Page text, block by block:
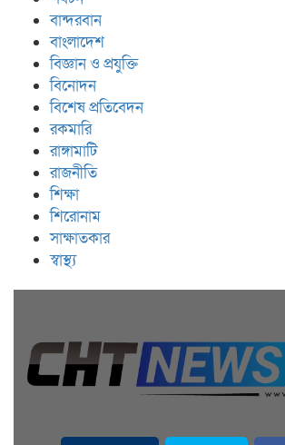
বান্দরবান
বাংলাদেশ
বিজ্ঞান ও প্রযুক্তি
বিনোদন
বিশেষ প্রতিবেদন
রকমারি
রাঙ্গামাটি
রাজনীতি
শিক্ষা
শিরোনাম
সাক্ষাতকার
স্বাস্থ্য